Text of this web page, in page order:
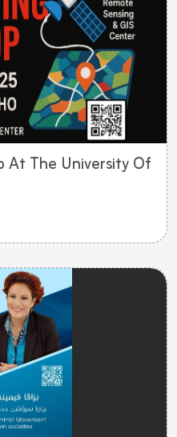
At The University Of